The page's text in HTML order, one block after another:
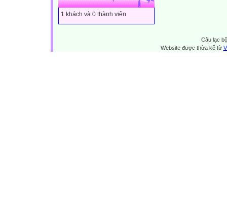
1 khách và 0 thành viên
Câu lạc
Website được thừa kế từ